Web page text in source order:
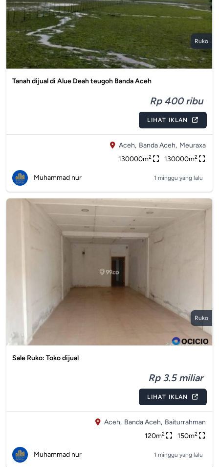
Ruko
Tanah dijual di Alue Deah teugoh Banda Aceh
Rp 400 ribu
LIHAT IKLAN
Aceh, Banda Aceh, Meuraxa
130000m2 130000m2
Muhammad nur 1 minggu yang lalu
Ruko
Sale Ruko: Toko dijual
Rp 3.5 miliar
LIHAT IKLAN
Aceh, Banda Aceh, Baiturrahman
120m2 150m2
Muhammad nur 1 minggu yang lalu